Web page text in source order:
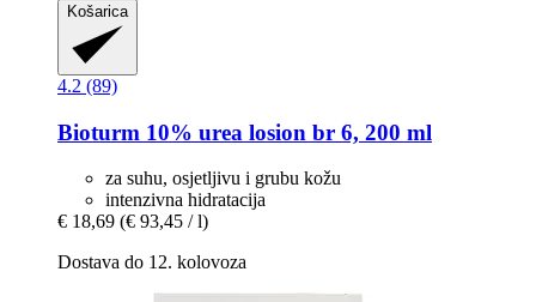
Košarica
4.2 (89)
Bioturm 10% urea losion br 6, 200 ml
za suhu, osjetljivu i grubu kožu
intenzivna hidratacija
€ 18,69 (€ 93,45 / l)
Dostava do 12. kolovoza